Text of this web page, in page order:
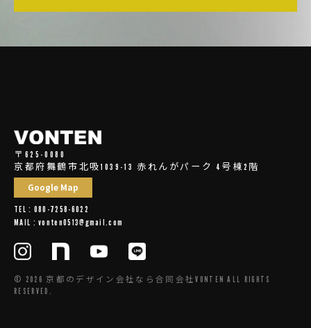
〒625-0080
京都府舞鶴市北吸1039-13 赤れんがパーク 4号棟2階
Google Map
TEL : 080-7258-6022
MAIL : vonten0513@gmail.com
© 2026 京都のデザイン会社なら合同会社VONTEN ALL RIGHTS
RESERVED.